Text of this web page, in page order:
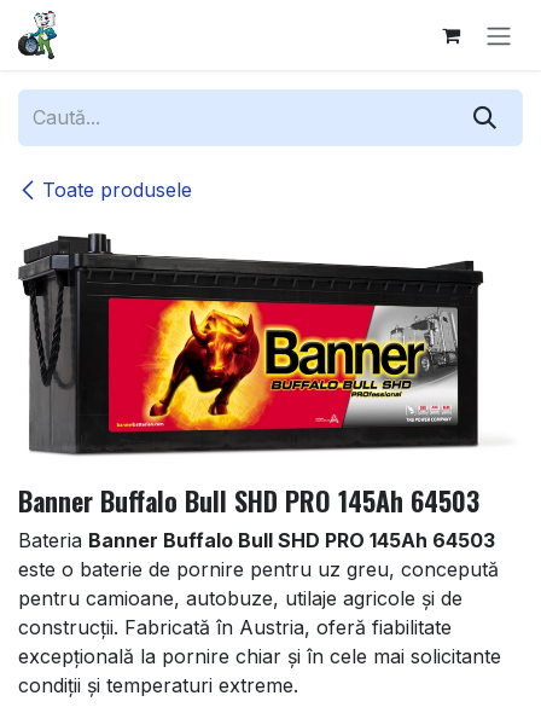
Sari la conținut
Toate produsele
Banner Buffalo Bull SHD PRO 145Ah 64503
Bateria Banner Buffalo Bull SHD PRO 145Ah 64503
este o baterie de pornire pentru uz greu, concepută
pentru camioane, autobuze, utilaje agricole și de
construcții. Fabricată în Austria, oferă fiabilitate
excepțională la pornire chiar și în cele mai solicitante
condiții și temperaturi extreme.